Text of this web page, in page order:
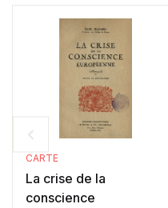
CARTE
La crise de la
conscience